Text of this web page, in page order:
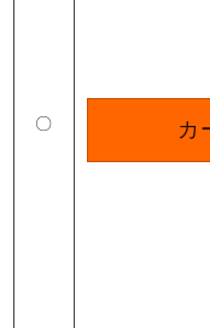
〇 カ